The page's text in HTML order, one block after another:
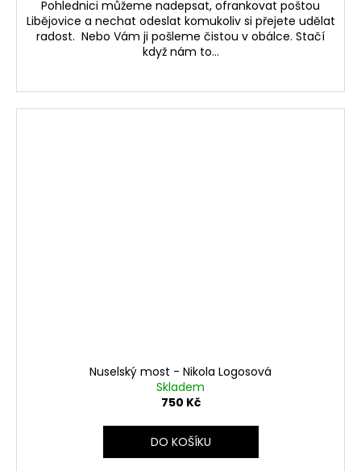
A
Pohlednici můžeme nadepsat, ofrankovat poštou
Libějovice a nechat odeslat komukoliv si přejete udělat
radost. Nebo Vám ji pošleme čistou v obálce. Stačí
když nám to...
Nuselský most - Nikola Logosová
Skladem
750 Kč
DO KOŠÍKU